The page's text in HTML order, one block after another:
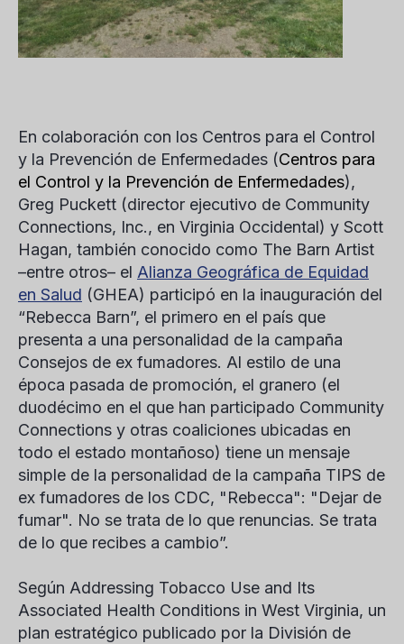
En colaboración con los Centros para el Control
y la Prevención de Enfermedades (Centros para
el Control y la Prevención de Enfermedades),
Greg Puckett (director ejecutivo de Community
Connections, Inc., en Virginia Occidental) y Scott
Hagan, también conocido como The Barn Artist
–entre otros– el Alianza Geográfica de Equidad
en Salud (GHEA) participó en la inauguración del
“Rebecca Barn”, el primero en el país que
presenta a una personalidad de la campaña
Consejos de ex fumadores. Al estilo de una
época pasada de promoción, el granero (el
duodécimo en el que han participado Community
Connections y otras coaliciones ubicadas en
todo el estado montañoso) tiene un mensaje
simple de la personalidad de la campaña TIPS de
ex fumadores de los CDC, "Rebecca": "Dejar de
fumar". No se trata de lo que renuncias. Se trata
de lo que recibes a cambio”.
Según Addressing Tobacco Use and Its
Associated Health Conditions in West Virginia, un
plan estratégico publicado por la División de